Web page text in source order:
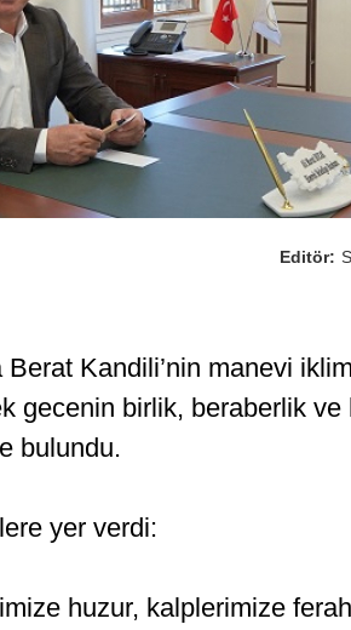
Editör:
Kandili’nin manevi
gecenin birlik, beraberlik ve
bulundu.
yer verdi:
huzur, kalplerimize